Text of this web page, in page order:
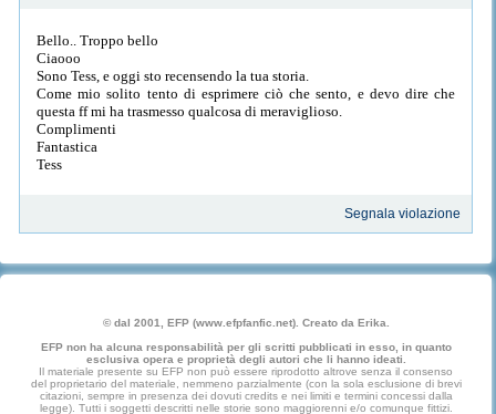
Bello.. Troppo bello
Ciaooo
Sono Tess, e oggi sto recensendo la tua storia.
Come mio solito tento di esprimere ciò che sento, e devo dire che
questa ff mi ha trasmesso qualcosa di meraviglioso.
Complimenti
Fantastica
Tess
Segnala violazione
© dal 2001, EFP (www.efpfanfic.net). Creato da Erika.
EFP non ha alcuna responsabilità per gli scritti pubblicati in esso, in quanto
esclusiva opera e proprietà degli autori che li hanno ideati.
Il materiale presente su EFP non può essere riprodotto altrove senza il consenso
del proprietario del materiale, nemmeno parzialmente (con la sola esclusione di brevi
citazioni, sempre in presenza dei dovuti credits e nei limiti e termini concessi dalla
legge). Tutti i soggetti descritti nelle storie sono maggiorenni e/o comunque fittizi.